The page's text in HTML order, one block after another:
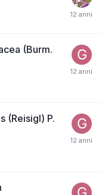
(Burm.
(Reisigl) P.